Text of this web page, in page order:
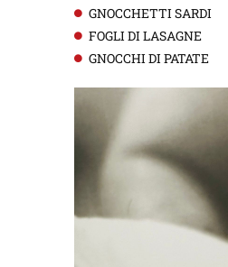
GNOCCHETTI SARDI
FOGLI DI LASAGNE
GNOCCHI DI PATATE